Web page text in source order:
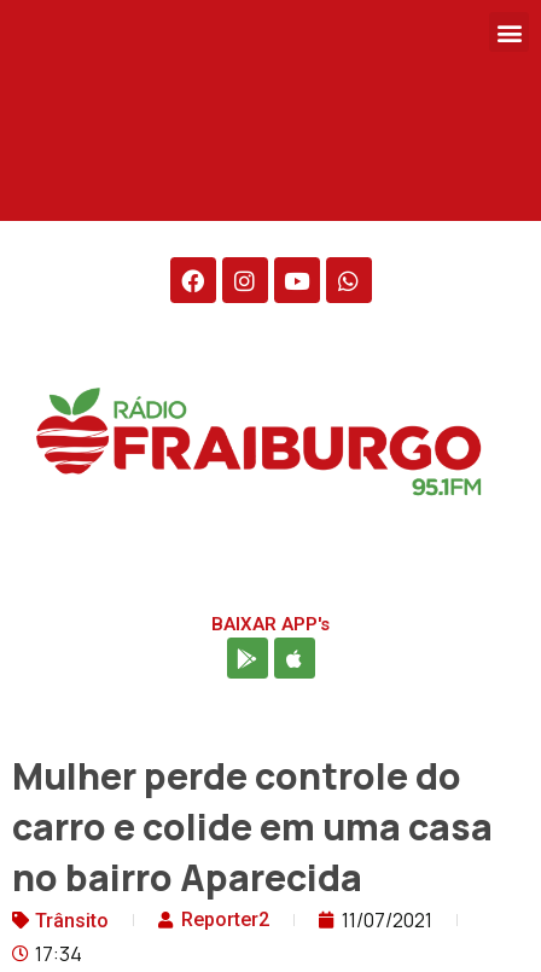
BAIXAR APP's
Mulher perde controle do
carro e colide em uma casa
no bairro Aparecida
Trânsito Reporter2
11/07/2021
17:34